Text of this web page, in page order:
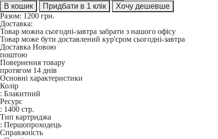
В кошик
Придбати в 1 клік
Хочу дешевше
Разом: 1200 грн.
Доставка:
Товар можна сьогодні-завтра забрати з нашого офісу
Товар може бути доставлений кур'єром сьогодні-завтра
Доставка Новою
поштою
Повернення товару
протягом 14 днів
Основні характеристики
Колір
: Блакитний
Ресурс
: 1400 стр.
Тип картриджа
: Першопроходець
Справжність